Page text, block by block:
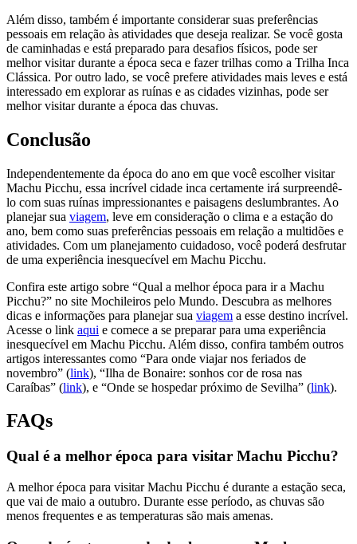
Além disso, também é importante considerar suas preferências
pessoais em relação às atividades que deseja realizar. Se você gosta
de caminhadas e está preparado para desafios físicos, pode ser
melhor visitar durante a época seca e fazer trilhas como a Trilha Inca
Clássica. Por outro lado, se você prefere atividades mais leves e está
interessado em explorar as ruínas e as cidades vizinhas, pode ser
melhor visitar durante a época das chuvas.
Conclusão
Independentemente da época do ano em que você escolher visitar
Machu Picchu, essa incrível cidade inca certamente irá surpreendê-
lo com suas ruínas impressionantes e paisagens deslumbrantes. Ao
planejar sua viagem, leve em consideração o clima e a estação do
ano, bem como suas preferências pessoais em relação a multidões e
atividades. Com um planejamento cuidadoso, você poderá desfrutar
de uma experiência inesquecível em Machu Picchu.
Confira este artigo sobre “Qual a melhor época para ir a Machu
Picchu?” no site Mochileiros pelo Mundo. Descubra as melhores
dicas e informações para planejar sua viagem a esse destino incrível.
Acesse o link aqui e comece a se preparar para uma experiência
inesquecível em Machu Picchu. Além disso, confira também outros
artigos interessantes como “Para onde viajar nos feriados de
novembro” (link), “Ilha de Bonaire: sonhos cor de rosa nas
Caraíbas” (link), e “Onde se hospedar próximo de Sevilha” (link).
FAQs
Qual é a melhor época para visitar Machu Picchu?
A melhor época para visitar Machu Picchu é durante a estação seca,
que vai de maio a outubro. Durante esse período, as chuvas são
menos frequentes e as temperaturas são mais amenas.